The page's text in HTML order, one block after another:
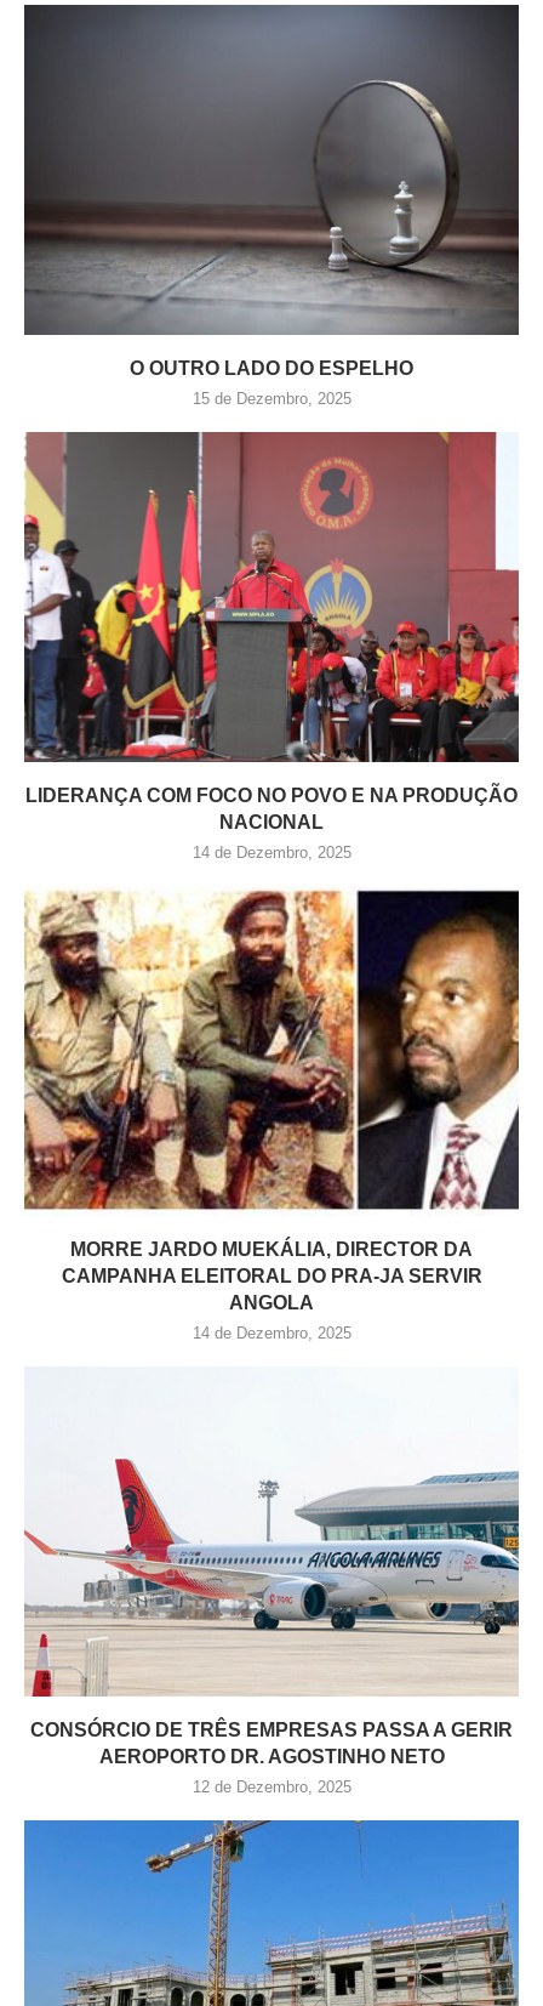
O OUTRO LADO DO ESPELHO
15 de Dezembro, 2025
LIDERANÇA COM FOCO NO POVO E NA PRODUÇÃO
NACIONAL
14 de Dezembro, 2025
MORRE JARDO MUEKÁLIA, DIRECTOR DA
CAMPANHA ELEITORAL DO PRA-JA SERVIR
ANGOLA
14 de Dezembro, 2025
CONSÓRCIO DE TRÊS EMPRESAS PASSA A GERIR
AEROPORTO DR. AGOSTINHO NETO
12 de Dezembro, 2025